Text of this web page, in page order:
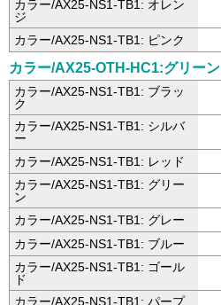
カラー/AX25-NS1-TB1: オレン
ジ
カラー/AX25-NS1-TB1: ピンク
カラー/AX25-OTH-HC1:グリーン
カラー/AX25-NS1-TB1: ブラッ
ク
カラー/AX25-NS1-TB1: シルバ
ー
カラー/AX25-NS1-TB1: レッド
カラー/AX25-NS1-TB1: グリー
ン
カラー/AX25-NS1-TB1: グレー
カラー/AX25-NS1-TB1: ブルー
カラー/AX25-NS1-TB1: ゴール
ド
カラー/AX25-NS1-TB1: パープ